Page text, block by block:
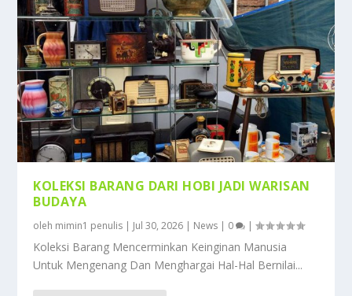
KOLEKSI BARANG DARI HOBI JADI WARISAN
BUDAYA
oleh mimin1 penulis | Jul 30, 2026 | News | 0 |
Koleksi Barang Mencerminkan Keinginan Manusia
Untuk Mengenang Dan Menghargai Hal-Hal Bernilai...